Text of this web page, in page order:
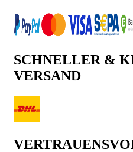
SCHNELLER &
VERSAND